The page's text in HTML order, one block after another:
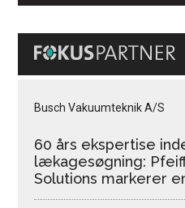
Busch Vakuumteknik A/S
60 års ekspertise
lækagesøgning:
Solutions markerer